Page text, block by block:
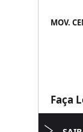
MOV.
Faça